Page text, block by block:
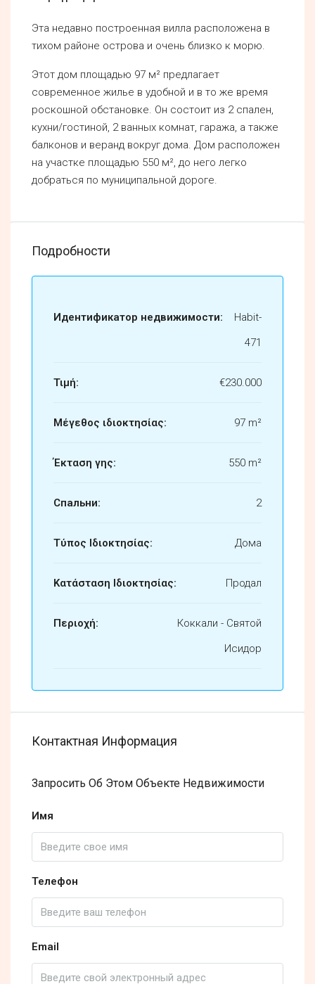
Эта недавно построенная вилла расположена в
тихом районе острова и очень близко к морю.
Этот дом площадью 97 м² предлагает
современное жилье в удобной и в то же время
роскошной обстановке. Он состоит из 2 спален,
кухни/гостиной, 2 ванных комнат, гаража, а также
балконов и веранд вокруг дома. Дом расположен
на участке площадью 550 м², до него легко
добраться по муниципальной дороге.
Подробности
Идентификатор недвижимости:
Habit-
471
Τιμή: €230.000
Μέγεθος ιδιοκτησίας: 97 m²
Έκταση γης: 550 m²
Спальни: 2
Τύπος Ιδιοκτησίας: Дома
Κατάσταση Ιδιοκτησίας: Продал
Περιοχή:
Коккали - Святой
Исидор
Контактная Информация
Запросить Об Этом Объекте Недвижимости
Имя
Телефон
Email